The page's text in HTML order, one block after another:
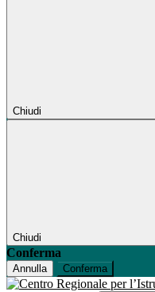
Chiudi
Chiudi
Conferma
Annulla Conferma